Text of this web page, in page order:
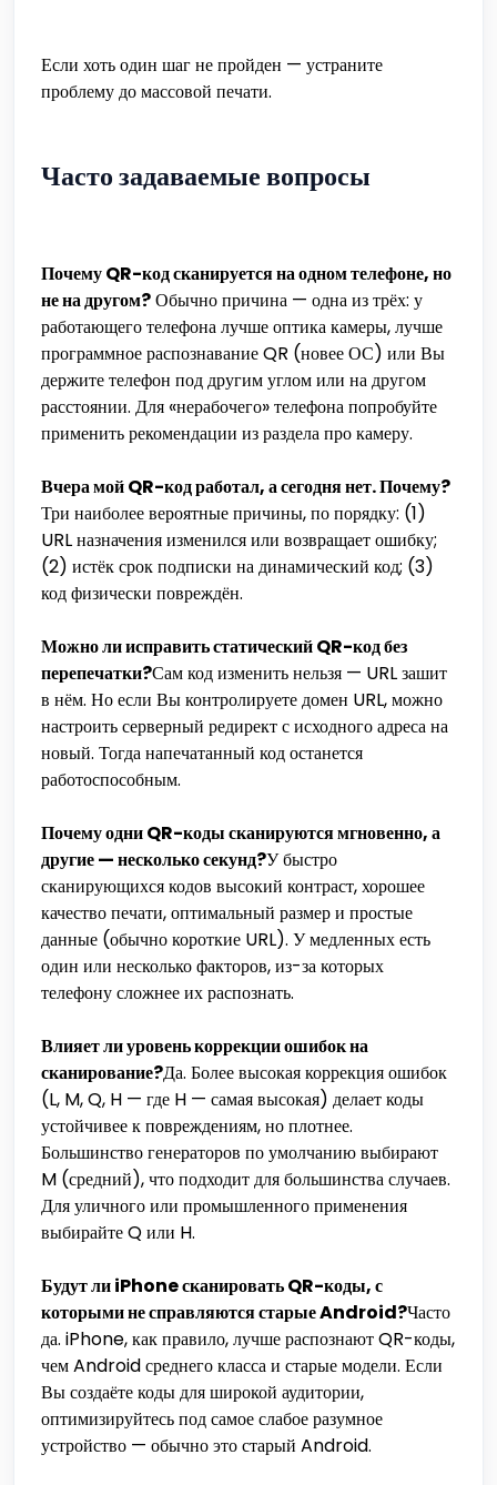
Если хоть один шаг не пройден — устраните
проблему до массовой печати.
Часто задаваемые вопросы
Почему QR-код сканируется на одном телефоне, но
не на другом?Обычно причина — одна из трёх: у
работающего телефона лучше оптика камеры, лучше
программное распознавание QR (новее ОС) или Вы
держите телефон под другим углом или на другом
расстоянии. Для «нерабочего» телефона попробуйте
применить рекомендации из раздела про камеру.
Вчера мой QR-код работал, а сегодня нет. Почему?
Три наиболее вероятные причины, по порядку: (1)
URL назначения изменился или возвращает ошибку;
(2) истёк срок подписки на динамический код; (3)
код физически повреждён.
Можно ли исправить статический QR-код без
перепечатки?Сам код изменить нельзя — URL зашит
в нём. Но если Вы контролируете домен URL, можно
настроить серверный редирект с исходного адреса на
новый. Тогда напечатанный код останется
работоспособным.
Почему одни QR-коды сканируются мгновенно, а
другие — несколько секунд?У быстро
сканирующихся кодов высокий контраст, хорошее
качество печати, оптимальный размер и простые
данные (обычно короткие URL). У медленных есть
один или несколько факторов, из-за которых
телефону сложнее их распознать.
Влияет ли уровень коррекции ошибок на
сканирование?Да. Более высокая коррекция ошибок
(L, M, Q, H — где H — самая высокая) делает коды
устойчивее к повреждениям, но плотнее.
Большинство генераторов по умолчанию выбирают
M (средний), что подходит для большинства случаев.
Для уличного или промышленного применения
выбирайте Q или H.
Будут ли iPhone сканировать QR-коды, с
которыми не справляются старые Android?Часто
да. iPhone, как правило, лучше распознают QR-коды,
чем Android среднего класса и старые модели. Если
Вы создаёте коды для широкой аудитории,
оптимизируйтесь под самое слабое разумное
устройство — обычно это старый Android.